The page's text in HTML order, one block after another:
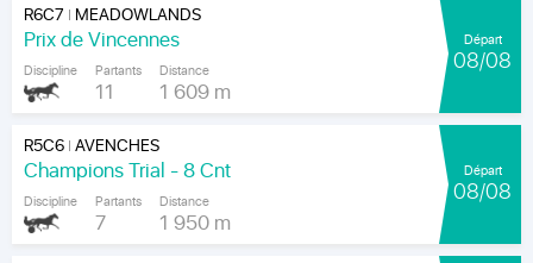
R6C7 | MEADOWLANDS
Prix de Vincennes
Discipline Partants
11
Distance
1 609 m
Départ
08/08
R5C6|AVENCHES
Champions Trial - 8 Cnt
Discipline Partants
7
Distance
1 950 m
Départ
08/08